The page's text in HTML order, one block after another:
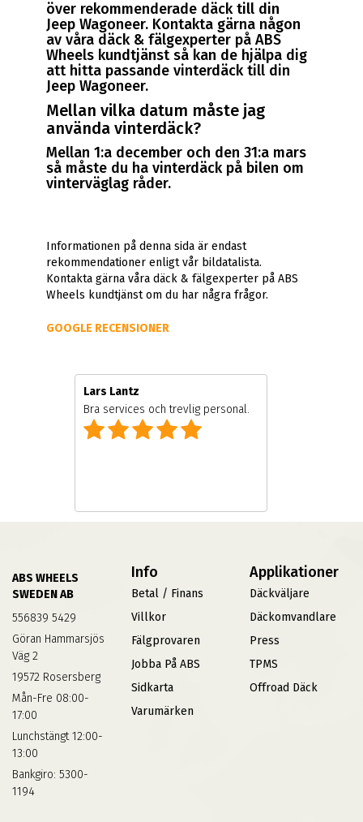
över rekommenderade däck till din
Jeep Wagoneer. Kontakta gärna någon
av våra däck & fälgexperter på ABS
Wheels kundtjänst så kan de hjälpa dig
att hitta passande vinterdäck till din
Jeep Wagoneer.
Mellan vilka datum måste jag
använda vinterdäck?
Mellan 1:a december och den 31:a mars
så måste du ha vinterdäck på bilen om
vinterväglag råder.
Informationen på denna sida är endast
rekommendationer enligt vår bildatalista.
Kontakta gärna våra däck & fälgexperter på ABS
Wheels kundtjänst om du har några frågor.
GOOGLE RECENSIONER
Lars Lantz
Bra services och trevlig personal.
ABS WHEELS
SWEDEN AB
556839 5429
Göran Hammarsjös
Väg 2
19572 Rosersberg
Mån-Fre 08:00-
17:00
Lunchstängt 12:00-
13:00
Bankgiro: 5300-
1194
Info
Betal / Finans
Villkor
Fälgprovaren
Jobba På ABS
Sidkarta
Varumärken
Applikationer
Däckväljare
Däckomvandlare
Press
TPMS
Offroad Däck